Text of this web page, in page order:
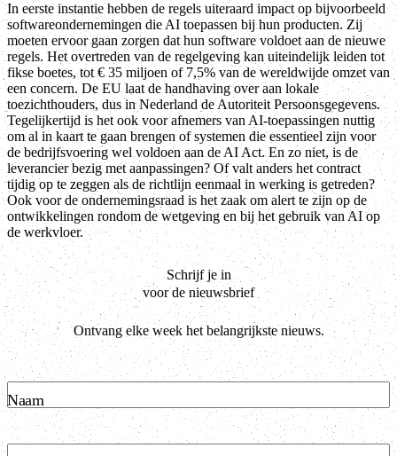
In eerste instantie hebben de regels uiteraard impact op bijvoorbeeld
softwareondernemingen die AI toepassen bij hun producten. Zij
moeten ervoor gaan zorgen dat hun software voldoet aan de nieuwe
regels. Het overtreden van de regelgeving kan uiteindelijk leiden tot
fikse boetes, tot € 35 miljoen of 7,5% van de wereldwijde omzet van
een concern. De EU laat de handhaving over aan lokale
toezichthouders, dus in Nederland de Autoriteit Persoonsgegevens.
Tegelijkertijd is het ook voor afnemers van AI-toepassingen nuttig
om al in kaart te gaan brengen of systemen die essentieel zijn voor
de bedrijfsvoering wel voldoen aan de AI Act. En zo niet, is de
leverancier bezig met aanpassingen? Of valt anders het contract
tijdig op te zeggen als de richtlijn eenmaal in werking is getreden?
Ook voor de ondernemingsraad is het zaak om alert te zijn op de
ontwikkelingen rondom de wetgeving en bij het gebruik van AI op
de werkvloer.
Schrijf je in
voor de nieuwsbrief
Ontvang elke week het belangrijkste nieuws.
Naam